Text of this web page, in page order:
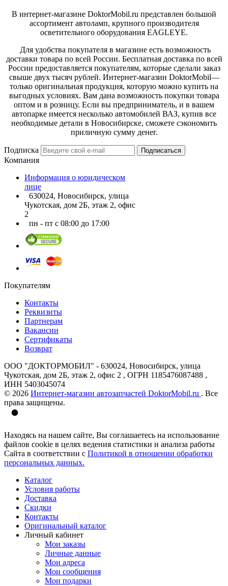
В интернет-магазине DoktorMobil.ru представлен большой
ассортимент автоламп, крупного производителя
осветительного оборудования EAGLEYE.
Для удобства покупателя в магазине есть возможность
доставки товара по всей России. Бесплатная доставка по всей
России предоставляется покупателям, которые сделали заказ
свыше двух тысяч рублей. Интернет-магазин DoktorMobil—
только оригинальная продукция, которую можно купить на
выгодных условиях. Вам дана возможность покупки товара
оптом и в розницу. Если вы предприниматель, и в вашем
автопарке имеется несколько автомобилей ВАЗ, купив все
необходимые детали в Новосибирске, сможете сэкономить
приличную сумму денег.
Подписка Подписаться
Компания
Информация о юридическом
лице
630024, Новосибирск, улица
Чукотская, дом 2Б, этаж 2, офис
2
пн - пт с 08:00 до 17:00
Покупателям
Контакты
Реквизиты
Партнерам
Вакансии
Сертификаты
Возврат
ООО "ДОКТОРМОБИЛ" - 630024, Новосибирск, улица
Чукотская, дом 2Б, этаж 2, офис 2 , ОГРН 1185476087488 ,
ИНН 5403045074
© 2026 Интернет-магазин автозапчастей DoktorMobil.ru . Все
права защищены.
Находясь на нашем сайте, Вы соглашаетесь на использование
файлов cookie в целях ведения статистики и анализа работы
Сайта в соответствии с Политикой в отношении обработки
персональных данных.
Каталог
Условия работы
Доставка
Скидки
Контакты
Оригинальный каталог
Личный кабинет
Мои заказы
Личные данные
Мои адреса
Мои сообщения
Мои подарки